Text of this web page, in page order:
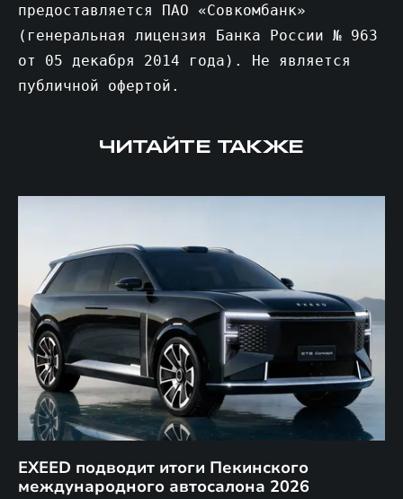
предоставляется ПАО «Совкомбанк»
(генеральная лицензия Банка России № 963
от 05 декабря 2014 года). Не является
публичной офертой.
ЧИТАЙТЕ ТАКЖЕ
EXEED подводит итоги Пекинского
международного автосалона 2026